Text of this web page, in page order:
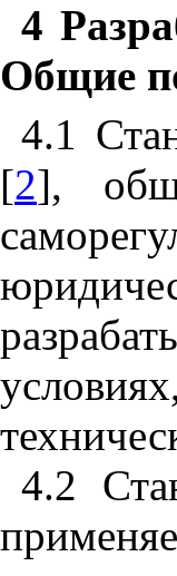
4
Общие
4.1
[2],
условиях
4.2